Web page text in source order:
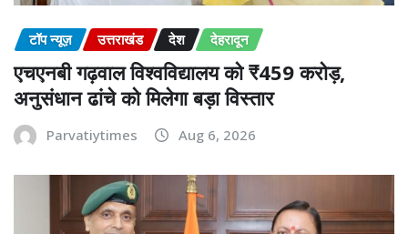
टॉप न्यूज़ उत्तराखंड देश देहरादून
एचएनबी गढ़वाल विश्वविद्यालय को ₹459 करोड़,
अनुसंधान ढांचे को मिलेगा बड़ा विस्तार
Parvatiytimes Aug 6, 2026